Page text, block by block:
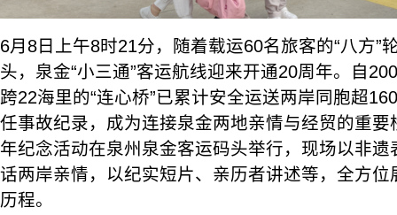
6月8日上午8时21分，随着载运60名旅客的“八方”
头，泉金“小三通”客运航线迎来开通20周年。自
跨22海里的“连心桥”已累计安全运送两岸同胞超
任事故纪录，成为连接泉金两地亲情与经贸的重
年纪念活动在泉州泉金客运码头举行，现场以非
话两岸亲情，以纪实短片、亲历者讲述等，全方位
历程。